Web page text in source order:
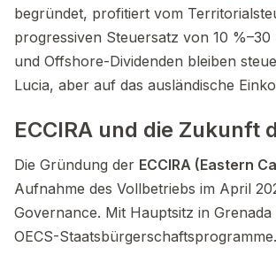
begründet, profitiert vom
progressiven Steuersatz von 10
und Offshore-Dividenden bleiben
Lucia, aber auf das ausländische
ECCIRA und die Zukunft
Die Gründung der ECCIRA (Eastern
Aufnahme des Vollbetriebs im April
Governance. Mit Hauptsitz in
OECS-Staatsbürgerschaftsprogramme.